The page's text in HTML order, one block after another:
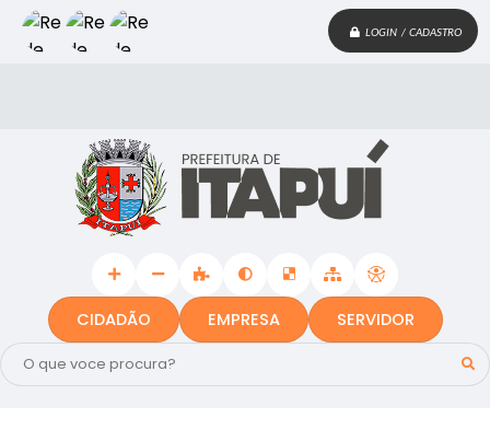
LOGIN / CADASTRO
CIDADÃO EMPRESA SERVIDOR